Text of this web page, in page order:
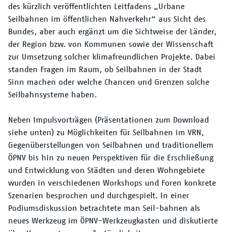
des kürzlich veröffentlichten Leitfadens „Urbane
Seilbahnen im öffentlichen Nahverkehr“ aus Sicht des
Bundes, aber auch ergänzt um die Sichtweise der Länder,
der Region bzw. von Kommunen sowie der Wissenschaft
zur Umsetzung solcher klimafreundlichen Projekte. Dabei
standen Fragen im Raum, ob Seilbahnen in der Stadt
Sinn machen oder welche Chancen und Grenzen solche
Seilbahnsysteme haben.
Neben Impulsvorträgen (Präsentationen zum Download
siehe unten) zu Möglichkeiten für Seilbahnen im VRN,
Gegenüberstellungen von Seilbahnen und traditionellem
ÖPNV bis hin zu neuen Perspektiven für die Erschließung
und Entwicklung von Städten und deren Wohngebiete
wurden in verschiedenen Workshops und Foren konkrete
Szenarien besprochen und durchgespielt. In einer
Podiumsdiskussion betrachtete man Seil-bahnen als
neues Werkzeug im ÖPNV-Werkzeugkasten und diskutierte